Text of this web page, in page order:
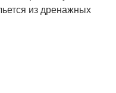
из дренажных